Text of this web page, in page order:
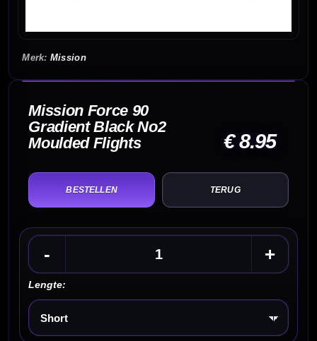
Mission
Mission Force 90
Gradient Black No2
Moulded Flights
€ 8.95
TERUG
- +
Lengte:
Kies een optie